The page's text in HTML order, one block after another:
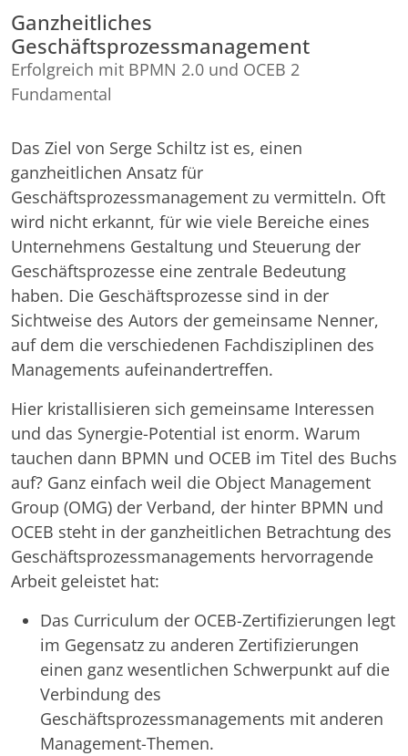
Ganzheitliches
Geschäftsprozessmanagement
Erfolgreich mit BPMN 2.0 und OCEB 2
Fundamental
Das Ziel von Serge Schiltz ist es, einen
ganzheitlichen Ansatz für
Geschäftsprozessmanagement zu vermitteln. Oft
wird nicht erkannt, für wie viele Bereiche eines
Unternehmens Gestaltung und Steuerung der
Geschäftsprozesse eine zentrale Bedeutung
haben. Die Geschäftsprozesse sind in der
Sichtweise des Autors der gemeinsame Nenner,
auf dem die verschiedenen Fachdisziplinen des
Managements aufeinandertreffen.
Hier kristallisieren sich gemeinsame Interessen
und das Synergie-Potential ist enorm. Warum
tauchen dann BPMN und OCEB im Titel des Buchs
auf? Ganz einfach weil die Object Management
Group (OMG) der Verband, der hinter BPMN und
OCEB steht in der ganzheitlichen Betrachtung des
Geschäftsprozessmanagements hervorragende
Arbeit geleistet hat:
Das Curriculum der OCEB-Zertifizierungen legt
im Gegensatz zu anderen Zertifizierungen
einen ganz wesentlichen Schwerpunkt auf die
Verbindung des
Geschäftsprozessmanagements mit anderen
Management-Themen.